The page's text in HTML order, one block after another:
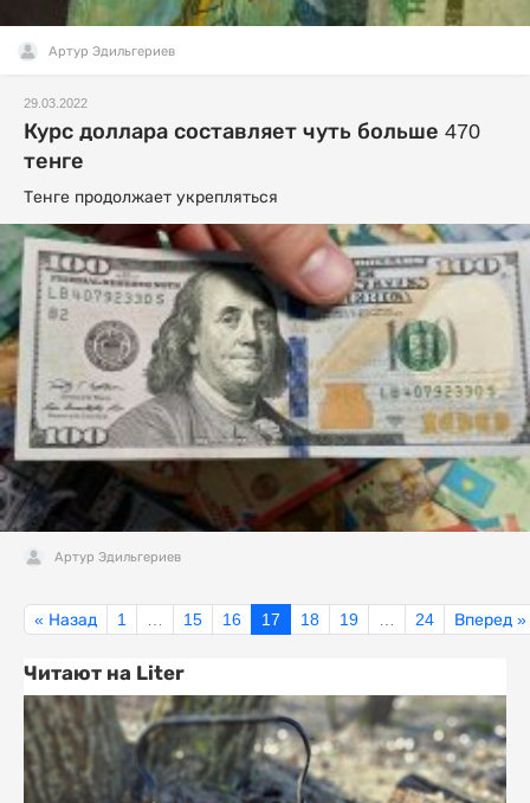
Артур Эдильгериев
29.03.2022
Курс доллара составляет чуть больше 470
тенге
Тенге продолжает укрепляться
Артур Эдильгериев
« Назад 1 … 15 16 17 18 19 … 24 Вперед »
Читают на Liter